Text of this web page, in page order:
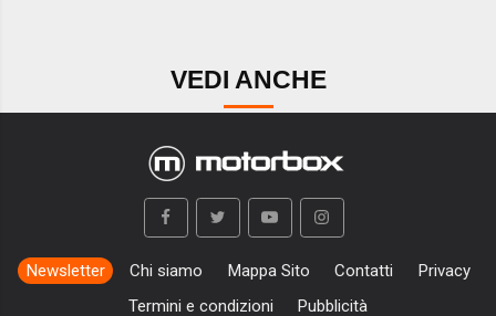
VEDI ANCHE
Newsletter Chi siamo Mappa Sito Contatti
Privacy
Termini e condizioni
Pubblicità